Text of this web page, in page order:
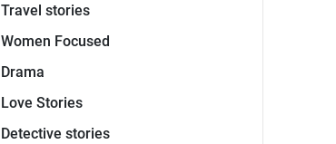
Travel stories
Women Focused
Drama
Love Stories
Detective stories